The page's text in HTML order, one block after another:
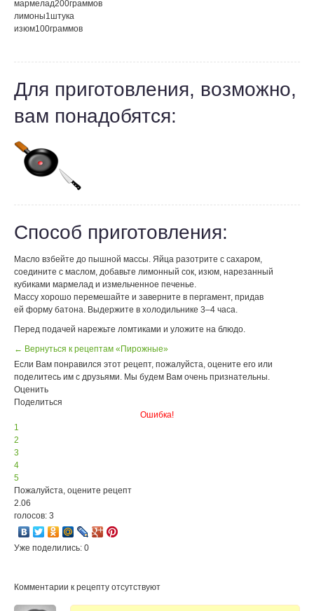
мармелад200граммов
лимоны1штука
изюм100граммов
Для приготовления, возможно,
вам понадобятся:
Способ приготовления:
Масло взбейте до пышной массы. Яйца разотрите с сахаром,
соедините с маслом, добавьте лимонный сок, изюм, нарезанный
кубиками мармелад и измельченное печенье.
Массу хорошо перемешайте и заверните в пергамент, придав
ей форму батона. Выдержите в холодильнике 3–4 часа.
Перед подачей нарежьте ломтиками и уложите на блюдо.
← Вернуться к рецептам «Пирожные»
Если Вам понравился этот рецепт, пожалуйста, оцените его или
поделитесь им с друзьями. Мы будем Вам очень признательны.
Оценить
Поделиться
Ошибка!
1
2
3
4
5
Пожалуйста, оцените рецепт
2.06
голосов: 3
Уже поделились: 0
Комментарии к рецепту отсутствуют